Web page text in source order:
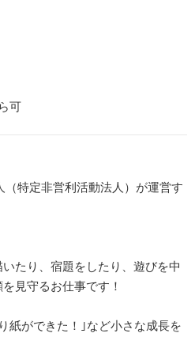
可
特定非営利活動法人）が運営す
たり、宿題をしたり、遊びを中
見守るお仕事です！
紙ができた！｣など小さな成長を